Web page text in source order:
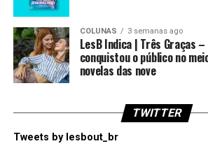
COLUNAS 3 semanas ago
LesB Indica | Três Graças
conquistou o público no
novelas das nove
TWITTER
Tweets by lesbout_br